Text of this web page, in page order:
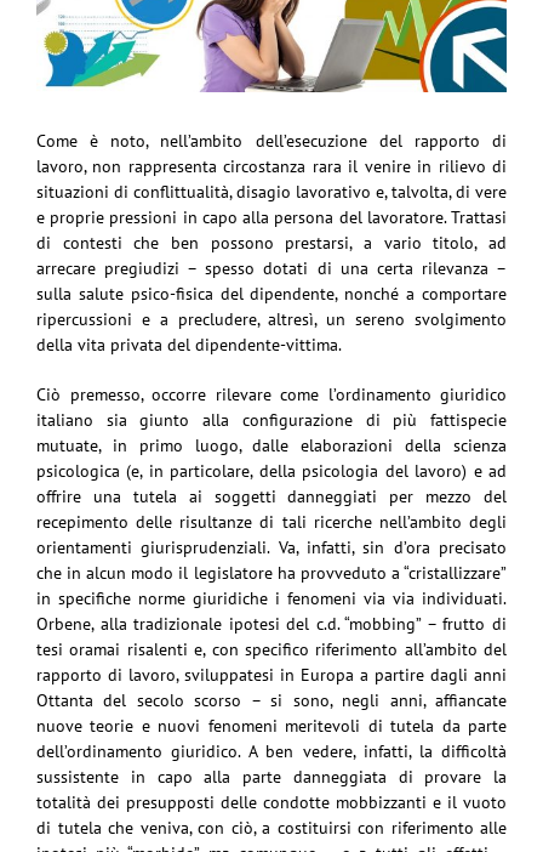
Come è noto, nell’ambito dell’esecuzione del rapporto di
lavoro, non rappresenta circostanza rara il venire in rilievo di
situazioni di conflittualità, disagio lavorativo e, talvolta, di vere
e proprie pressioni in capo alla persona del lavoratore. Trattasi
di contesti che ben possono prestarsi, a vario titolo, ad
arrecare pregiudizi – spesso dotati di una certa rilevanza –
sulla salute psico-fisica del dipendente, nonché a comportare
ripercussioni e a precludere, altresì, un sereno svolgimento
della vita privata del dipendente-vittima.
Ciò premesso, occorre rilevare come l’ordinamento giuridico
italiano sia giunto alla configurazione di più fattispecie
mutuate, in primo luogo, dalle elaborazioni della scienza
psicologica (e, in particolare, della psicologia del lavoro) e ad
offrire una tutela ai soggetti danneggiati per mezzo del
recepimento delle risultanze di tali ricerche nell’ambito degli
orientamenti giurisprudenziali. Va, infatti, sin d’ora precisato
che in alcun modo il legislatore ha provveduto a “cristallizzare”
in specifiche norme giuridiche i fenomeni via via individuati.
Orbene, alla tradizionale ipotesi del c.d. “mobbing” – frutto di
tesi oramai risalenti e, con specifico riferimento all’ambito del
rapporto di lavoro, sviluppatesi in Europa a partire dagli anni
Ottanta del secolo scorso – si sono, negli anni, affiancate
nuove teorie e nuovi fenomeni meritevoli di tutela da parte
dell’ordinamento giuridico. A ben vedere, infatti, la difficoltà
sussistente in capo alla parte danneggiata di provare la
totalità dei presupposti delle condotte mobbizzanti e il vuoto
di tutela che veniva, con ciò, a costituirsi con riferimento alle